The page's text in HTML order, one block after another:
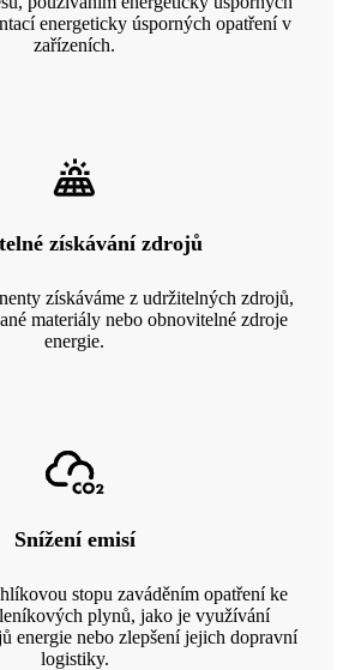
energeticky úsporných opatření v
zařízeních.
získávání zdrojů
získáváme z udržitelných zdrojů,
materiály nebo obnovitelné zdroje
energie.
Snížení emisí
stopu zaváděním opatření ke
plynů, jako je využívání
energie nebo zlepšení jejich dopravní
logistiky.